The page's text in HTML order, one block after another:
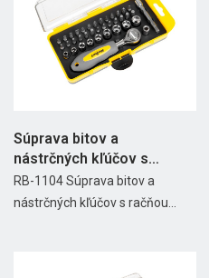
Súprava bitov a
nástrčných kľúčov s
račňou 38...
RB-1104 Súprava bitov a
nástrčných kľúčov s račňou...